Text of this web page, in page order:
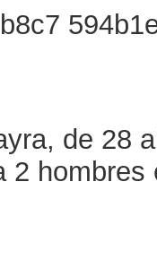
de 28
2 hombres